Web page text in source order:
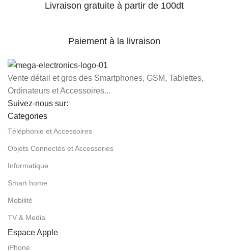
Livraison gratuite à partir de 100dt
Paiement à la livraison
Vente détail et gros des Smartphones, GSM, Tablettes,
Ordinateurs et Accessoires...
Suivez-nous sur:
Categories
Téléphonie et Accessoires
Objets Connectés et Accessories
Informatique
Smart home
Mobilité
TV & Media
Espace Apple
iPhone